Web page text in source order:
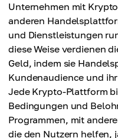
Unternehmen mit
anderen
und Dienstleistungen
diese Weise verdienen
Geld, indem sie
Kundenaudience und
Jede Krypto-Plattform
Bedingungen und
Programmen, mit
die den Nutzern helfen,